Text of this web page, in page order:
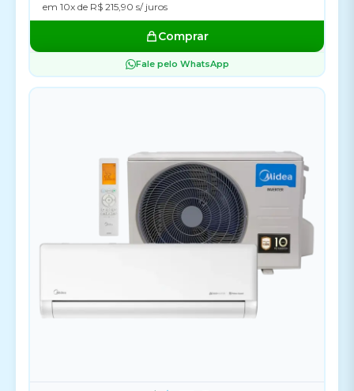
em 10x de R$ 215,90 s/ juros
Comprar
Fale pelo WhatsApp